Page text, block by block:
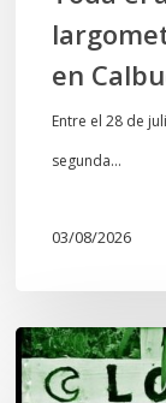
en
Entre el 28 de
segunda…
03/08/2026
Lof
Winkül